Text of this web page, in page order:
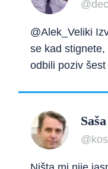
@Alek_Veliki
se kad
odbili poziv šest